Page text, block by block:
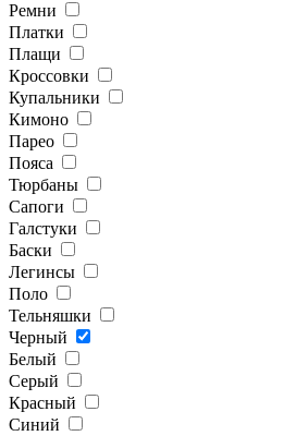
Ремни
Платки
Плащи
Кроссовки
Купальники
Кимоно
Парео
Пояса
Тюрбаны
Сапоги
Галстуки
Баски
Легинсы
Поло
Тельняшки
Черный
Белый
Серый
Красный
Синий